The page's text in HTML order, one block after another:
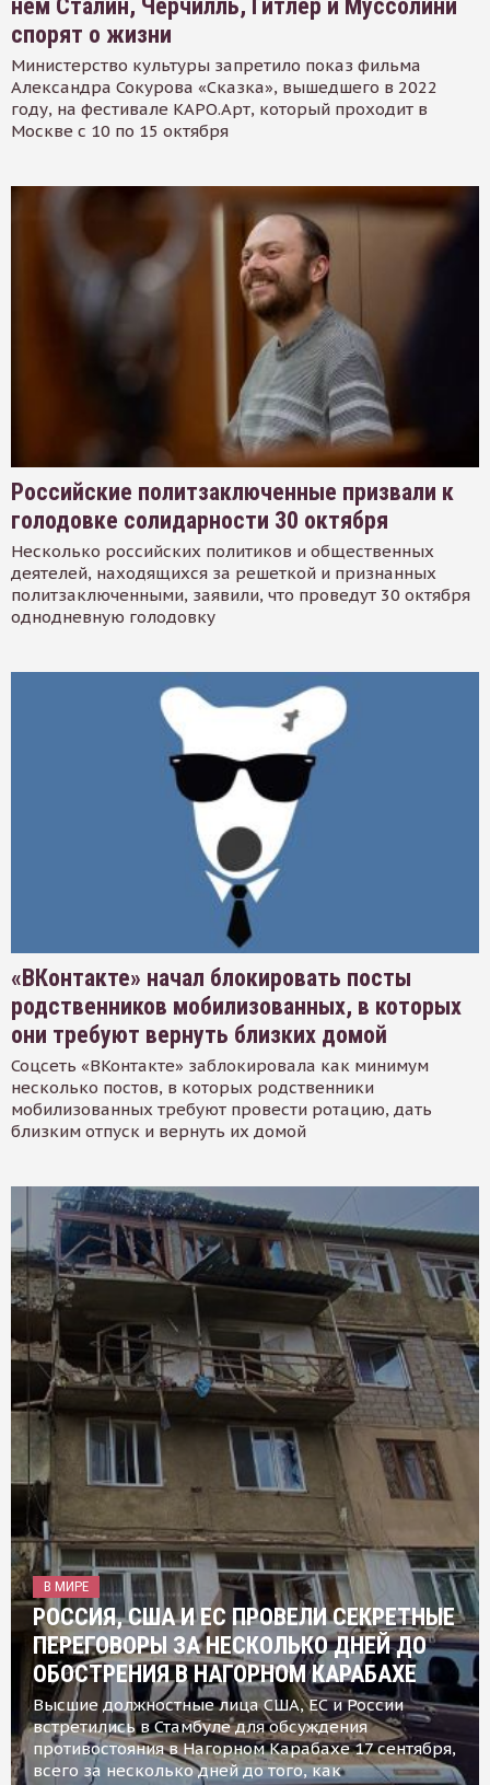
нем Сталин, Черчилль, Гитлер и Муссолини
спорят о жизни
Министерство культуры запретило показ фильма
Александра Сокурова «Сказка», вышедшего в 2022
году, на фестивале КАРО.Арт, который проходит в
Москве с 10 по 15 октября
Российские политзаключенные призвали к
голодовке солидарности 30 октября
Несколько российских политиков и общественных
деятелей, находящихся за решеткой и признанных
политзаключенными, заявили, что проведут 30 октября
однодневную голодовку
«ВКонтакте» начал блокировать посты
родственников мобилизованных, в которых
они требуют вернуть близких домой
Соцсеть «ВКонтакте» заблокировала как минимум
несколько постов, в которых родственники
мобилизованных требуют провести ротацию, дать
близким отпуск и вернуть их домой
В МИРЕ
РОССИЯ, США И ЕС ПРОВЕЛИ СЕКРЕТНЫЕ
ПЕРЕГОВОРЫ ЗА НЕСКОЛЬКО ДНЕЙ ДО
ОБОСТРЕНИЯ В НАГОРНОМ КАРАБАХЕ
Высшие должностные лица США, ЕС и России
встретились в Стамбуле для обсуждения
противостояния в Нагорном Карабахе 17 сентября,
всего за несколько дней до того, как